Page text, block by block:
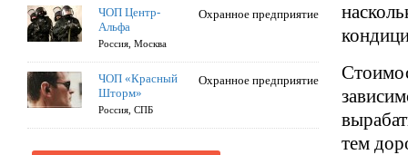
тем
Охранное предприятие
ЧОП Центр-
Альфа
Россия, Москва
Охранное предприятие
ЧОП «Красный
Шторм»
Россия, СПБ